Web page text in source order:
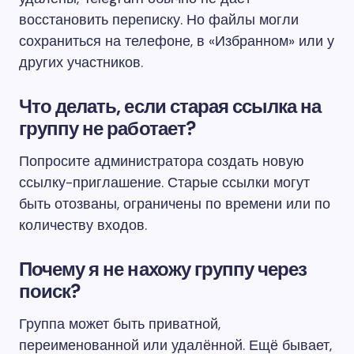
восстановить переписку. Но файлы могли
сохраниться на телефоне, в «Избранном» или у
других участников.
Что делать, если старая ссылка на
группу не работает?
Попросите администратора создать новую
ссылку-приглашение. Старые ссылки могут
быть отозваны, ограничены по времени или по
количеству входов.
Почему я не нахожу группу через
поиск?
Группа может быть приватной,
переименованной или удалённой. Ещё бывает,